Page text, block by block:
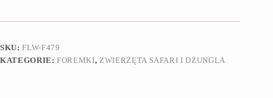
SKU:FLW-F479
KATEGORIE:FOREMKI, ZWIERZĘTA SAFARI I DŻUNGLA